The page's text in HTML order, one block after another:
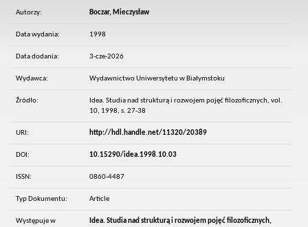
Autorzy: Boczar, Mieczysław
Data wydania: 1998
Data dodania: 3-cze-2026
Wydawca: Wydawnictwo Uniwersytetu w Białymstoku
Źródło:
Idea. Studia nad strukturą i rozwojem pojęć filozoficznych, vol.
10, 1998, s. 27-38
URI: http://hdl.handle.net/11320/20389
DOI: 10.15290/idea.1998.10.03
ISSN: 0860-4487
Typ Dokumentu: Article
Występuje w
Idea. Studia nad strukturą i rozwojem pojęć filozoficznych,